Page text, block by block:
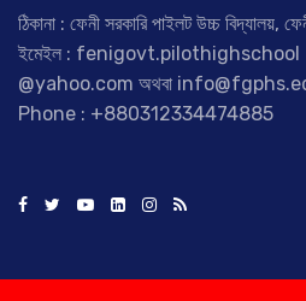
ঠিকানা : ফেনী সরকারি পাইলট উচ্চ বিদ্যালয়,
ইমেইল : fenigovt.pilothighschool
@yahoo.com অথবা
Phone : +880312334474885